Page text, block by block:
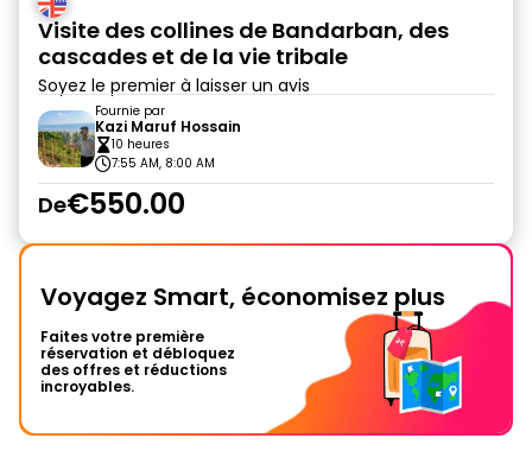
Visite des collines de Bandarban, des
cascades et de la vie tribale
Soyez le premier à laisser un avis
Fournie par
Kazi Maruf Hossain
10 heures
7:55 AM, 8:00 AM
De€550.00
Voyagez Smart, économisez plus
Faites votre première
réservation et débloquez
des offres et réductions
incroyables.